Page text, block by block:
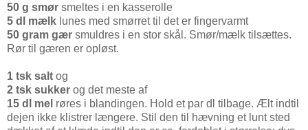
50 g smør smeltes i en kasserolle
5 dl mælk lunes med smørret til det er fingervarmt
50 gram gær smuldres i en stor skål. Smør/mælk tilsættes.
Rør til gæren er opløst.
1 tsk salt og
2 tsk sukker og det meste af
15 dl mel røres i blandingen. Hold et par dl tilbage. Ælt indtil
dejen ikke klistrer længere. Stil den til hævning et lunt sted